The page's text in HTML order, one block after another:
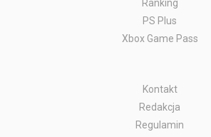
Ranking
PS Plus
Xbox Game Pass
Kontakt
Redakcja
Regulamin